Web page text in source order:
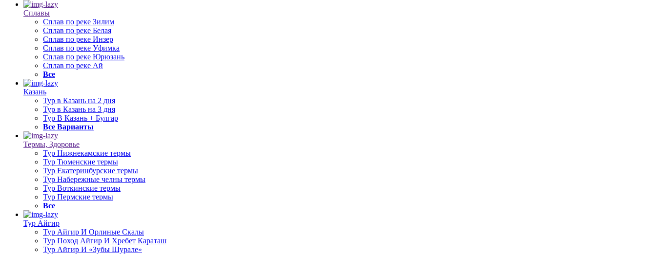
Сплавы
Сплав по реке Зилим
Сплав по реке Белая
Сплав по реке Инзер
Сплав по реке Уфимка
Сплав по реке Юрюзань
Сплав по реке Ай
Все
Казань
Тур в Казань на 2 дня
Тур в Казань на 3 дня
Тур В Казань + Булгар
Все Варианты
Термы, Здоровье
Тур Нижнекамские термы
Тур Тюменские термы
Тур Екатеринбурские термы
Тур Набережные челны термы
Тур Воткинские термы
Тур Пермские термы
Все
Тур Айгир
Тур Айгир И Орлиные Скалы
Тур Поход Айгир И Хребет Караташ
Тур Айгир И «Зубы Шурале»